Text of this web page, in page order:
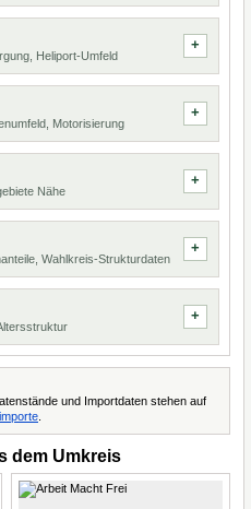
Heliport-Umfeld
Motorisierung
Nähe
Wahlkreis-Strukturdaten
und Importdaten stehen auf
dem Umkreis